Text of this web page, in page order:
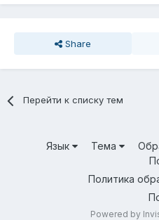
Share
Перейти к списку тем
Язык Тема
Политика
Powered by